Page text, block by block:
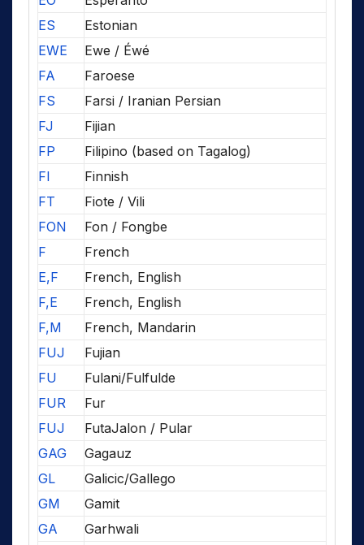
ES
Estonian
EWE
Ewe / Éwé
FA
Faroese
FS
Farsi / Iranian Persian
FJ
Fijian
FP
Filipino (based on Tagalog)
FI
Finnish
FT
Fiote / Vili
FON
Fon / Fongbe
F
French
E,F
French, English
F,E
French, English
F,M
French, Mandarin
FUJ
Fujian
FU
Fulani/Fulfulde
FUR
Fur
FUJ
FutaJalon / Pular
GAG
Gagauz
GL
Galicic/Gallego
GM
Gamit
GA
Garhwali